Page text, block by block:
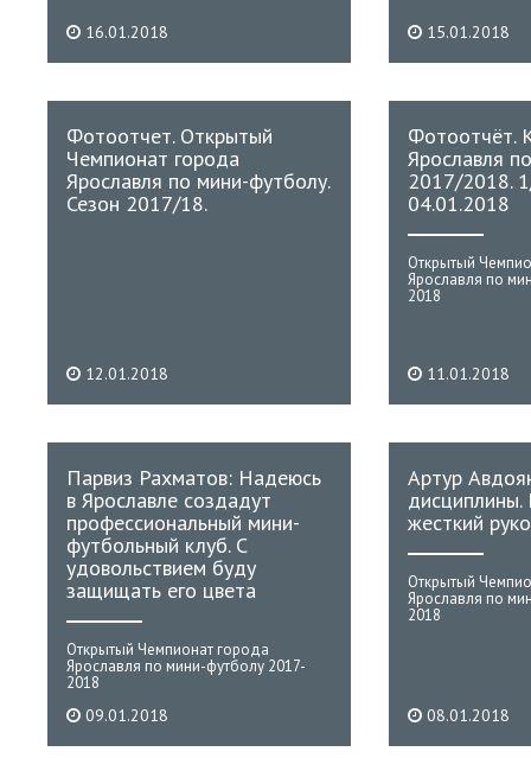
16.01.2018 15.01.2018
Фотоотчет. Открытый
Чемпионат города
Ярославля по мини-футболу.
Сезон 2017/18.
12.01.2018
Фотоотчёт.
Ярославля
2017/2018.
04.01.2018
Открытый
Ярославля по
2018
11.01.2018
Парвиз Рахматов: Надеюсь
в Ярославле создадут
профессиональный мини-
футбольный клуб. С
удовольствием буду
защищать его цвета
Открытый Чемпионат города
Ярославля по мини-футболу 2017-
2018
09.01.2018
Артур
жесткий
Открытый
Ярославля по
2018
08.01.2018